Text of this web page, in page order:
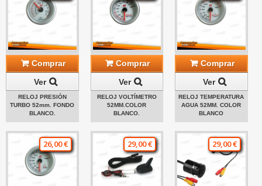
Comprar
Ver
RELOJ PRESIÓN
TURBO 52mm. FONDO
BLANCO.
Comprar
Ver
RELOJ VOLTÍMETRO
52MM.COLOR
BLANCO.
Comprar
Ver
RELOJ TEMPERATURA
AGUA 52MM. COLOR
BLANCO
26,00 € 29,00 € 29,00 €